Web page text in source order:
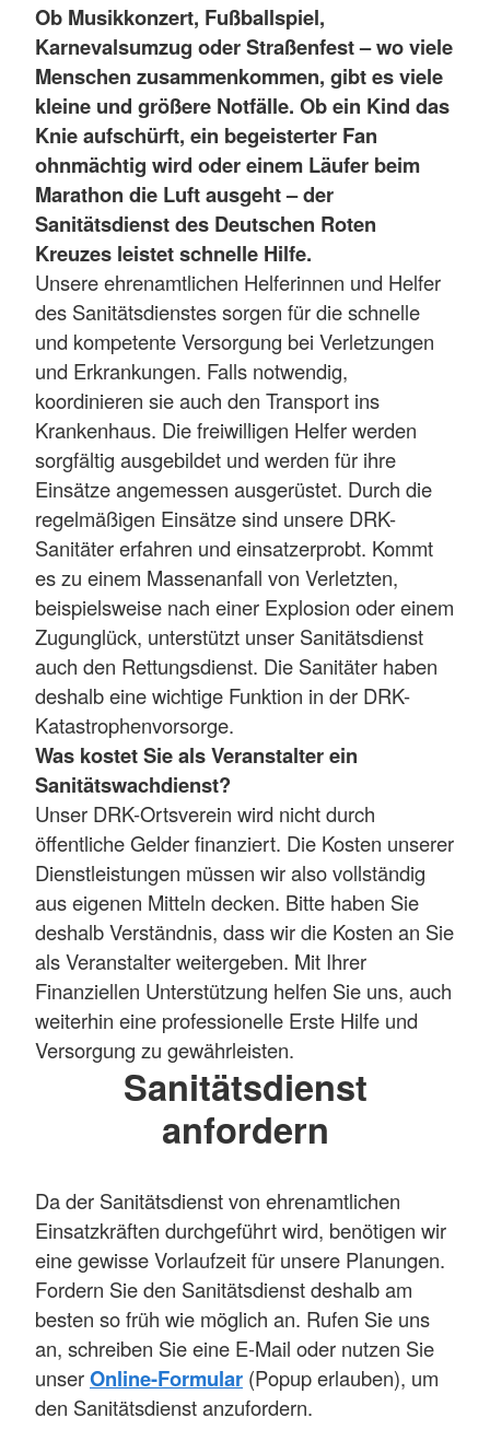
Ob Musikkonzert, Fußballspiel,
Karnevalsumzug oder Straßenfest – wo viele
Menschen zusammenkommen, gibt es viele
kleine und größere Notfälle. Ob ein Kind das
Knie aufschürft, ein begeisterter Fan
ohnmächtig wird oder einem Läufer beim
Marathon die Luft ausgeht – der
Sanitätsdienst des Deutschen Roten
Kreuzes leistet schnelle Hilfe.
Unsere ehrenamtlichen Helferinnen und Helfer
des Sanitätsdienstes sorgen für die schnelle
und kompetente Versorgung bei Verletzungen
und Erkrankungen. Falls notwendig,
koordinieren sie auch den Transport ins
Krankenhaus. Die freiwilligen Helfer werden
sorgfältig ausgebildet und werden für ihre
Einsätze angemessen ausgerüstet. Durch die
regelmäßigen Einsätze sind unsere DRK-
Sanitäter erfahren und einsatzerprobt. Kommt
es zu einem Massenanfall von Verletzten,
beispielsweise nach einer Explosion oder einem
Zugunglück, unterstützt unser Sanitätsdienst
auch den Rettungsdienst. Die Sanitäter haben
deshalb eine wichtige Funktion in der DRK-
Katastrophenvorsorge.
Was kostet Sie als Veranstalter ein
Sanitätswachdienst?
Unser DRK-Ortsverein wird nicht durch
öffentliche Gelder finanziert. Die Kosten unserer
Dienstleistungen müssen wir also vollständig
aus eigenen Mitteln decken. Bitte haben Sie
deshalb Verständnis, dass wir die Kosten an Sie
als Veranstalter weitergeben. Mit Ihrer
Finanziellen Unterstützung helfen Sie uns, auch
weiterhin eine professionelle Erste Hilfe und
Versorgung zu gewährleisten.
Sanitätsdienst
anfordern
Da der Sanitätsdienst von ehrenamtlichen
Einsatzkräften durchgeführt wird, benötigen wir
eine gewisse Vorlaufzeit für unsere Planungen.
Fordern Sie den Sanitätsdienst deshalb am
besten so früh wie möglich an. Rufen Sie uns
an, schreiben Sie eine E-Mail oder nutzen Sie
unserOnline-Formular (Popup erlauben), um
den Sanitätsdienst anzufordern.